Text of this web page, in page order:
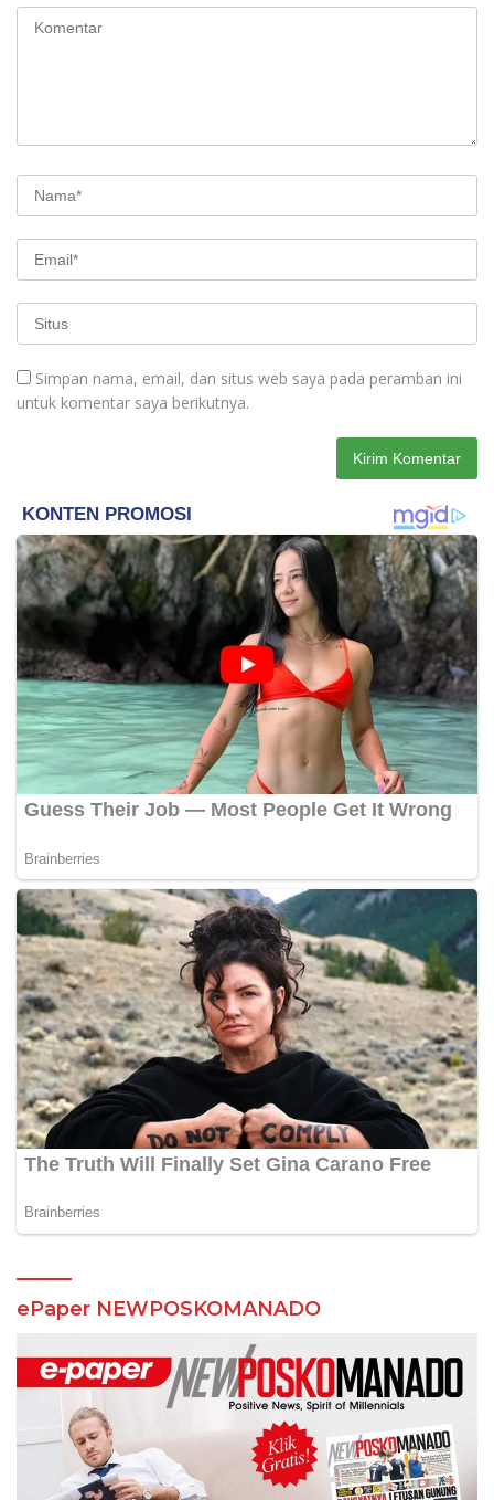
Simpan nama, email, dan situs web saya pada peramban ini
untuk komentar saya berikutnya.
ePaper NEWPOSKOMANADO